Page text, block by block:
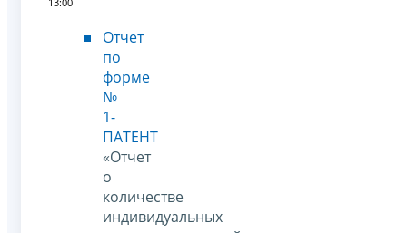
Отчет
по
форме
№
1-
ПАТЕНТ
«Отчет
о
количестве
индивидуальных